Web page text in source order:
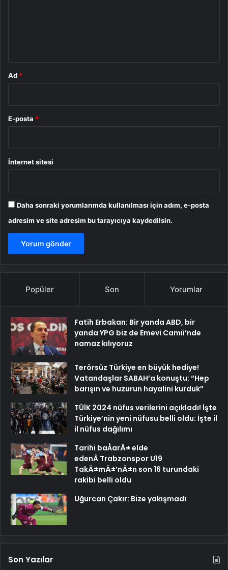
Ad *
E-posta *
İnternet sitesi
Daha sonraki yorumlarımda kullanılması için adım, e-posta
adresim ve site adresim bu tarayıcıya kaydedilsin.
Popüler Son Yorumlar
Fatih Erbakan: Bir yanda ABD, bir
yanda YPG biz de Emevi Camii’nde
namaz kılıyoruz
Terörsüz Türkiye en büyük hediye!
Vatandaşlar SABAH’a konuştu: “Hep
barışın ve huzurun hayalini kurduk”
TÜİK 2024 nüfus verilerini açıkladı! İşte
Türkiye’nin yeni nüfusu belli oldu: İşte il
il nüfus dağılımı
Tarihi baÅarÄ± elde
edenÂ Trabzonspor U19
TakÄ±mÄ±’nÄ±n son 16 turundaki
rakibi belli oldu
Uğurcan Çakır: Bize yakışmadı
Son Yazılar